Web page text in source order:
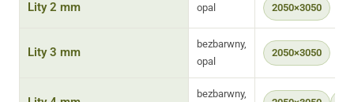
Lity 2 mm opal 2050×3050
Lity 3 mm
bezbarwny,
opal
2050×3050
bezbarwny,